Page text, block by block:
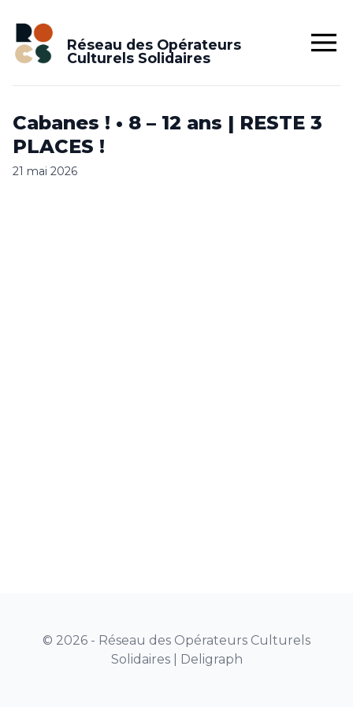
Réseau des Opérateurs
Culturels Solidaires
Cabanes ! • 8 – 12 ans | RESTE 3
PLACES !
21 mai 2026
© 2026 - Réseau des Opérateurs Culturels
Solidaires | Deligraph